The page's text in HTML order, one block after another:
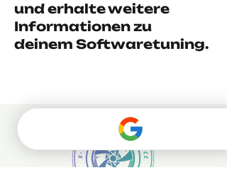
und erhalte weitere
Informationen zu
deinem Softwaretuning.